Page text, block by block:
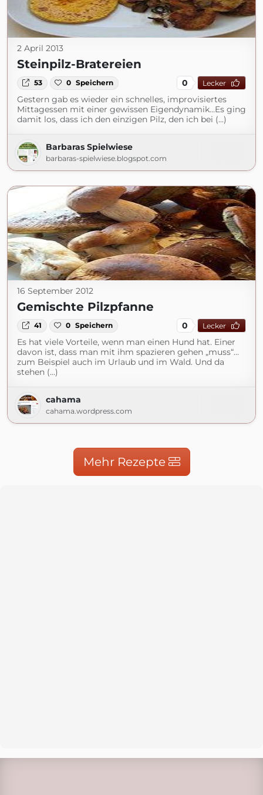
2 April 2013
Steinpilz-Bratereien
53 0 Speichern 0 Lecker
Gestern gab es wieder ein schnelles, improvisiertes
Mittagessen mit einer gewissen Eigendynamik...Es ging
damit los, dass ich den einzigen Pilz, den ich bei (...)
Barbaras Spielwiese
barbaras-spielwiese.blogspot.com
16 September 2012
Gemischte Pilzpfanne
41 0 Speichern 0 Lecker
Es hat viele Vorteile, wenn man einen Hund hat. Einer
davon ist, dass man mit ihm spazieren gehen „muss“…
zum Beispiel auch im Urlaub und im Wald. Und da
stehen (...)
cahama
cahama.wordpress.com
Mehr Rezepte